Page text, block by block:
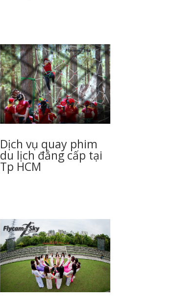
Dịch vụ quay phim
du lịch đẳng cấp tại
Tp HCM